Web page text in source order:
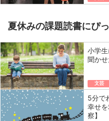
夏休みの課題読書にぴ
小学
聞か
文芸
5分で
幸せ
察】